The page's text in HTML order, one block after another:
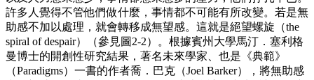
許多人覺得不管他們做什麼，事情都不可能有所改變。若是無
助感不加以處理，就會轉移成無望感。這就是絕望螺旋（the
spiral of despair）（參見圖2-2）。根據賓州大學馬汀．塞利格
曼博士的開創性研究結果，著名未來學家、也是《典範》
（Paradigms）一書的作者喬．巴克（Joel Barker），將無助感